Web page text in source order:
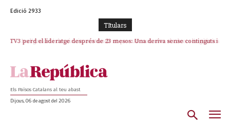
Edició 2933
TItulars
TV3 perd el lideratge després de 23 mesos: Una deriva sense continguts i
Indignació i denúncia contundent per un nou atac als drets lingüístics i a
Els Països Catalans al teu abast
Dijous, 06 de agost del 2026